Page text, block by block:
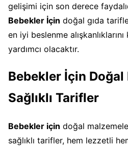
gelişimi için son derece
Bebekler İçin doğal gıda
en iyi beslenme alışkanlıklarını
yardımcı olacaktır.
Bebekler İçin
Sağlıklı Tarifler
Bebekler için doğal
sağlıklı tarifler, hem lezzetli